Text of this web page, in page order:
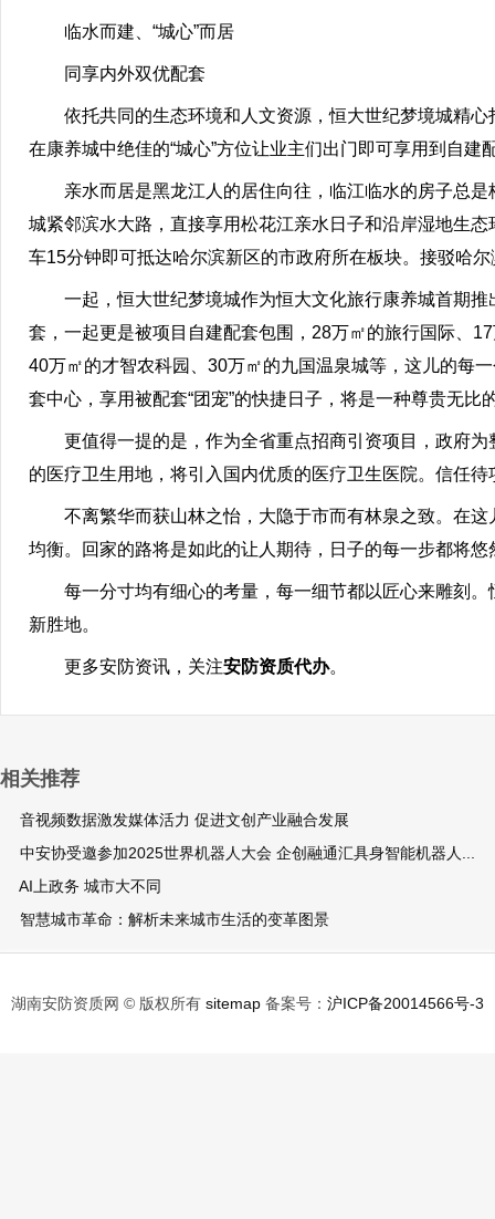
临水而建、“城心”而居
同享内外双优配套
依托共同的生态环境和人文资源，恒大世纪梦境城精心
在康养城中绝佳的“城心”方位让业主们出门即可享用到自
亲水而居是黑龙江人的居住向往，临江临水的房子总是
城紧邻滨水大路，直接享用松花江亲水日子和沿岸湿地生
车15分钟即可抵达哈尔滨新区的市政府所在板块。接驳哈
一起，恒大世纪梦境城作为恒大文化旅行康养城首期推
套，一起更是被项目自建配套包围，28万㎡的旅行国际、
40万㎡的才智农科园、30万㎡的九国温泉城等，这儿的每
套中心，享用被配套“团宠”的快捷日子，将是一种尊贵无比
更值得一提的是，作为全省重点招商引资项目，政府为
的医疗卫生用地，将引入国内优质的医疗卫生医院。信任
不离繁华而获山林之怡，大隐于市而有林泉之致。在这
均衡。回家的路将是如此的让人期待，日子的每一步都将悠
每一分寸均有细心的考量，每一细节都以匠心来雕刻。
新胜地。
更多安防资讯，关注安防资质代办。
相关推荐
音视频数据激发媒体活力 促进文创产业融合发展
中安协受邀参加2025世界机器人大会 企创融通汇具身智能机器人...
AI上政务 城市大不同
智慧城市革命：解析未来城市生活的变革图景
湖南安防资质网 © 版权所有 sitemap 备案号： 沪ICP备20014566号-3